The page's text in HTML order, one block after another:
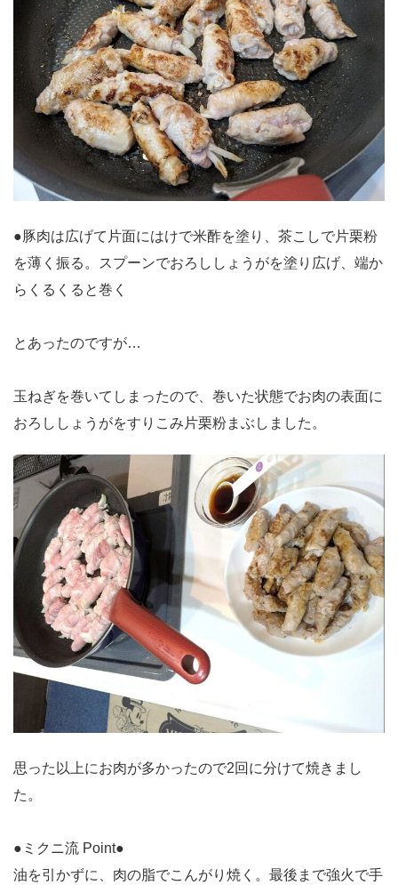
●豚肉は広げて片面にはけで米酢を塗り、茶こしで片栗粉
を薄く振る。スプーンでおろししょうがを塗り広げ、端か
らくるくると巻く
とあったのですが…
玉ねぎを巻いてしまったので、巻いた状態でお肉の表面に
おろししょうがをすりこみ片栗粉まぶしました。
思った以上にお肉が多かったので2回に分けて焼きまし
た。
●ミクニ流 Point●
油を引かずに、肉の脂でこんがり焼く。最後まで強火で手